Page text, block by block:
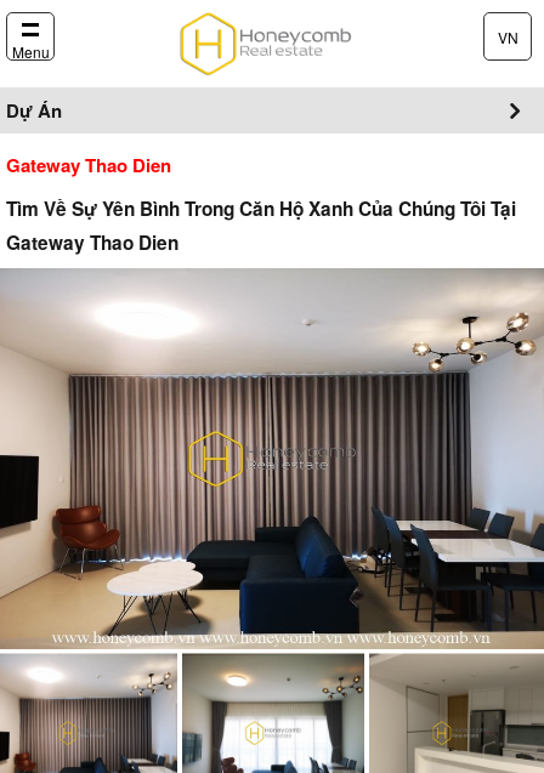
Menu
VN
Dự Án
Gateway Thao Dien
Tìm Về Sự Yên Bình Trong Căn Hộ Xanh Của Chúng Tôi Tại
Gateway Thao Dien